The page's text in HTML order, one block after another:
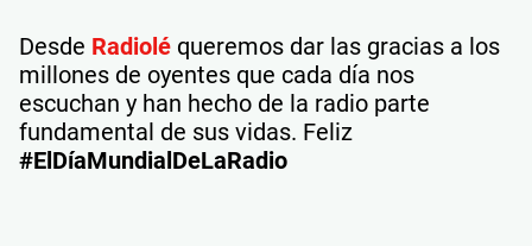
Desde Radiolé queremos dar las gracias a los
millones de oyentes que cada día nos
escuchan y han hecho de la radio parte
fundamental de sus vidas. Feliz
#ElDíaMundialDeLaRadio